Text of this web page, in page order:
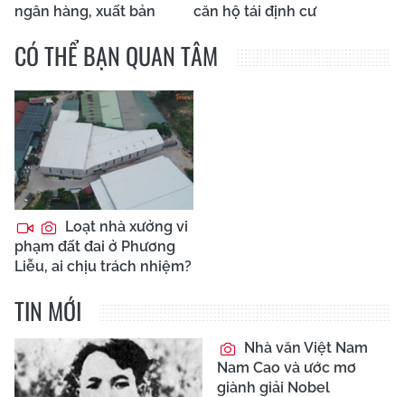
ngân hàng, xuất bản
căn hộ tái định cư
CÓ THỂ BẠN QUAN TÂM
Loạt nhà xưởng vi
phạm đất đai ở Phương
Liễu, ai chịu trách nhiệm?
TIN MỚI
Nhà văn Việt Nam
Nam Cao và ước mơ
giành giải Nobel